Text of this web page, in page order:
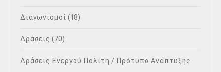
Διαγωνισμοί (18)
Δράσεις (70)
Δράσεις Ενεργού Πολίτη / Πρότυπο Ανάπτυξης